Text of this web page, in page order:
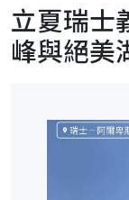
立夏瑞士
峰與絕美